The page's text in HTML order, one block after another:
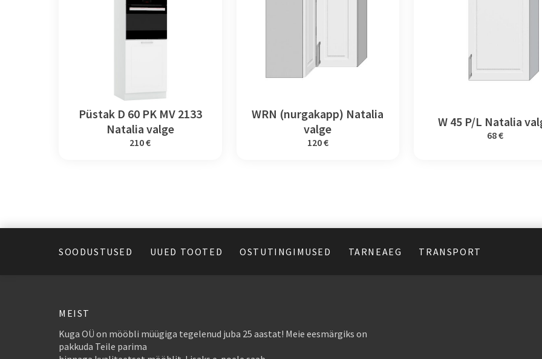
Püstak D 60 PK MV 2133
Natalia valge
210 €
WRN (nurgakapp) Natalia
valge
120 €
W 45 P/L Natalia
68 €
SOODUSTUSED UUED TOOTED OSTUTINGIMUSED TARNEAEG TRANSPORT
MEIST
Kuga OÜ on mööbli müügiga tegelenud juba 25 aastat! Meie eesmärgiks on
pakkuda Teile parima